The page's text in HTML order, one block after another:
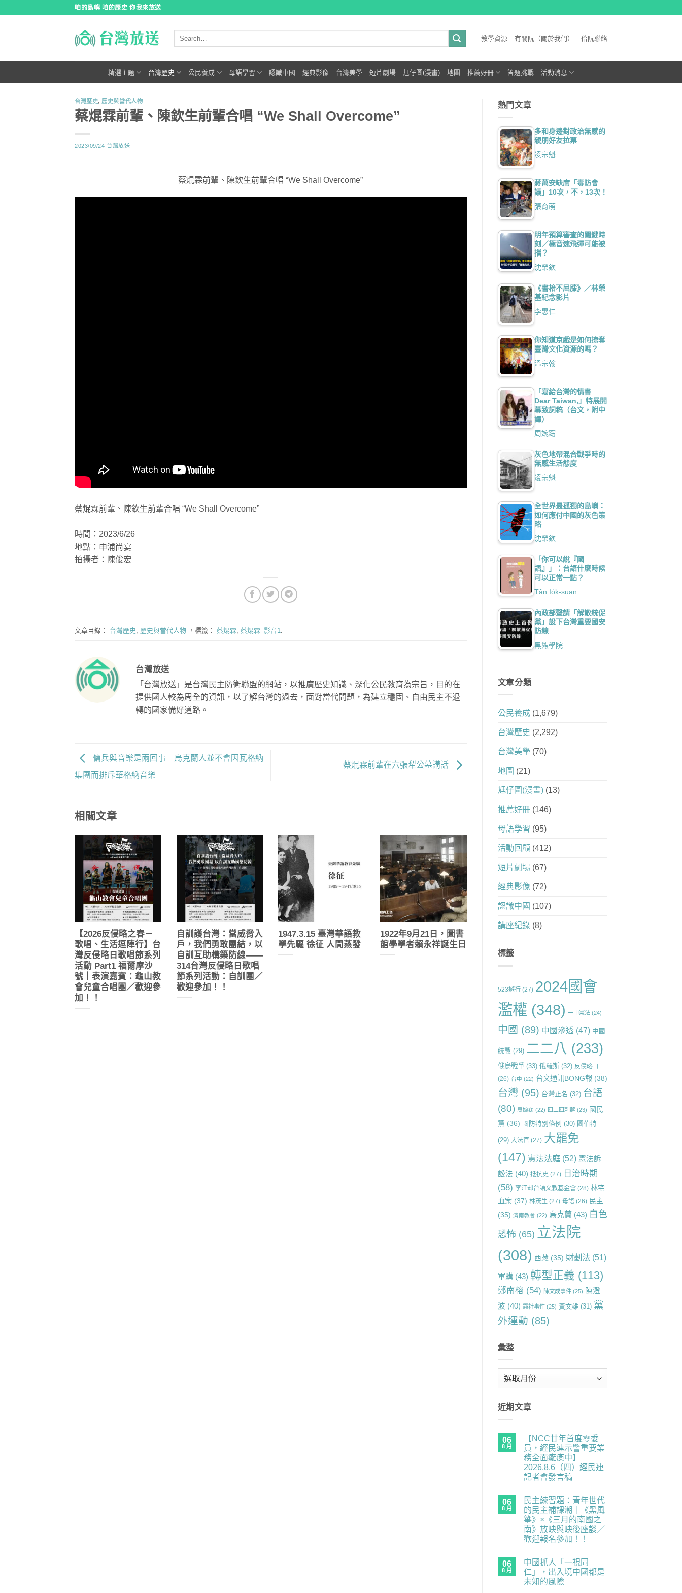
咱的島嶼 咱的歷史 你我來放送
教學資源 有關阮（關於我們） 佮阮聯絡
精選主題 台灣歷史 公民養成 母語學習 認識中國 經典影像 台灣美學 短片劇場 尪仔圖(漫畫) 地圖 推薦好冊 答題挑戰 活動消息
台灣歷史, 歷史與當代人物
蔡焜霖前輩、陳欽生前輩合唱 “We Shall Overcome”
2023/09/24 台灣放送
蔡焜霖前輩、陳欽生前輩合唱 “We Shall Overcome”
蔡焜霖前輩、陳欽生前輩合唱 “We Shall Overcome”
時間：2023/6/26
地點：申浦尚宴
拍攝者：陳俊宏
文章目錄： 台灣歷史 歷史與當代人物 ，標籤： 蔡焜霖 蔡焜霖_影音1
台灣放送
「台灣放送」是台灣民主防衛聯盟的網站，以推廣歷史知識、深化公民教育為宗旨，目的在
提供國人較為周全的資訊，以了解台灣的過去，面對當代問題，為建立穩固、自由民主不退
轉的國家備好道路。
傭兵與音樂是兩回事 烏克蘭人並不會因瓦格納
集團而排斥華格納音樂
蔡焜霖前輩在六張犁公墓講話
相關文章
【2026反侵略之春－
歌唱、生活逗陣行】台
灣反侵略日歌唱節系列
活動 Part1 福爾摩沙
號｜表演嘉賓：龜山教
會兒童合唱團／歡迎參
加！！
自訓護台灣：當威脅入
戶，我們勇敢團結，以
自訓互助構築防線——
314台灣反侵略日歌唱
節系列活動：自訓團／
歡迎參加！！
1947.3.15 臺灣華語教
學先驅 徐征 人間蒸發
1922年9月21日，圖書
館學學者賴永祥誕生日
熱門文章
多和身邊對政治無感的
親朋好友拉票
凌宗魁
蔣萬安缺席「毒防會
議」10次，不，13次！
張育萌
明年預算審查的關鍵時
刻／極音速飛彈可能被
擋？
沈榮欽
《書枱不屈膝》／林榮
基紀念影片
李惠仁
你知道京戲是如何掠奪
臺灣文化資源的嗎？
溫宗翰
「寫給台灣的情書
Dear Taiwan,」特展開
幕致詞稿（台文，附中
譯）
周婉窈
灰色地帶混合戰爭時的
無感生活態度
凌宗魁
全世界最孤獨的島嶼：
如何應付中國的灰色策
略
沈榮欽
「你可以說『國
語』」：台語什麼時候
可以正常一點？
Tân Io̍k-suan
內政部聲請「解散統促
黨」設下台灣重要國安
防線
黑熊學院
文章分類
公民養成(1,679)
台灣歷史 (2,292)
台灣美學(70)
地圖 (21)
尪仔圖(漫畫)(13)
推薦好冊(146)
母語學習 (95)
活動回顧 (412)
短片劇場(67)
經典影像 (72)
認識中國 (107)
講座紀錄(8)
標籤
523遊行(27) 2024國會
濫權 (348) 一中憲法(24)
中國 (89) 中國滲透 (47) 中國
統戰 (29) 二二八 (233)
俄烏戰爭(33) 俄羅斯(32) 反侵略日
(26) 台中 (22) 台文通訊BONG報(38)
台灣(95) 台灣正名 (32) 台語
(80) 周婉窈 (22) 四二四刺蔣(23) 國民
黨 (36) 國防特別條例 (30) 圖伯特
(29) 大法官(27) 大罷免
(147) 憲法法庭(52) 憲法訴
訟法 (40) 抵抗史 (27) 日治時期
(58) 李江却台語文教基金會(28) 林宅
血案(37) 林茂生 (27) 母語(26) 民主
(35) 濟南教會 (22) 烏克蘭(43) 白色
恐怖 (65) 立法院
(308) 西藏(35) 財劃法(51)
軍購(43) 轉型正義 (113)
鄭南榕 (54) 陳文成事件(25) 陳澄
波 (40) 霧社事件(25) 黃文雄(31) 黨
外運動 (85)
彙整
近期文章
06
8 月
【NCC廿年首度零委
員，經民連示警重要業
務全面癱瘓中】
2026.8.6（四）經民連
記者會發言稿
廿
年
首
度
零
委
員，
連
示
警
重
要
留
言
06
8 月
民主練習題：青年世代
的民主補課潮｜《黑風
箏》×《三月的南國之
南》放映與映後座談／
歡迎報名參加！！
主
練
習
題：
留
言
06
8 月
中國抓人「一視同
仁」，出入境中國都是
未知的風險